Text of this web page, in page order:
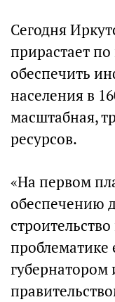
Сегодня
прирастает
обеспечить
населения в
масштабная,
ресурсов.
«На первом
обеспечению
проблематике
губернатором